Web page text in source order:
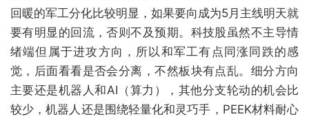
回暖的军工分化比较明显，如果要向成为5月主线明天就
要有明显的回流，否则不及预期。科技股虽然不主导情
绪端但属于进攻方向，所以和军工有点同涨同跌的感
觉，后面看看是否会分离，不然板块有点乱。细分方向
主要还是机器人和AI（算力），其他分支轮动的机会比
较少，机器人还是围绕轻量化和灵巧手，PEEK材料耐心